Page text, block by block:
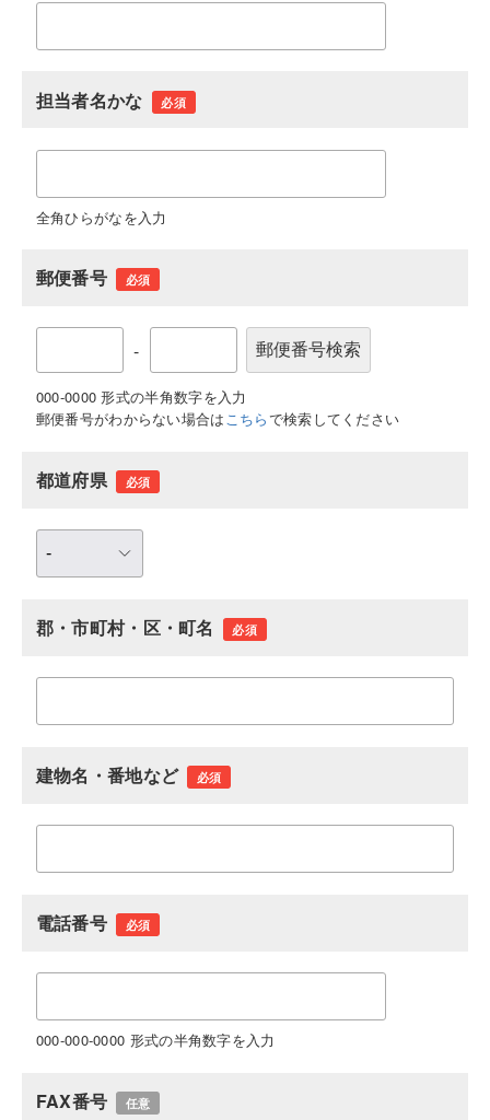
担当者名かな 必須
全角ひらがなを入力
郵便番号 必須
-
000-0000 形式の半角数字を入力
郵便番号がわからない場合はこちらで検索してください
都道府県 必須
郡・市町村・区・町名 必須
建物名・番地など 必須
電話番号 必須
000-000-0000 形式の半角数字を入力
FAX番号 任意